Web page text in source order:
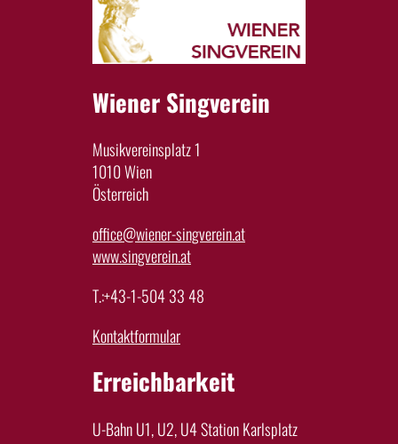
Wiener Singverein
Musikvereinsplatz 1
1010 Wien
Österreich
office@wiener-singverein.at
www.singverein.at
T.:+43-1-504 33 48
Kontaktformular
Erreichbarkeit
U-Bahn U1, U2, U4 Station Karlsplatz